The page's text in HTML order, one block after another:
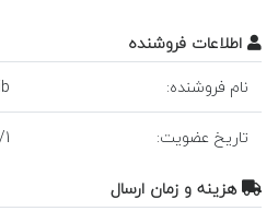
اطلاعات فروشنده
نام فروشنده:
تاريخ عضويت:
/1
هزينه و زمان ارسال